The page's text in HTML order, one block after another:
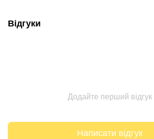
Відгуки
Додайте перший відгук
Написати відгук